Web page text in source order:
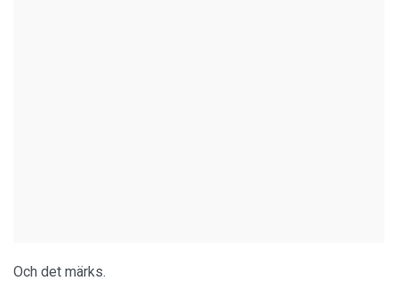
Och det märks.